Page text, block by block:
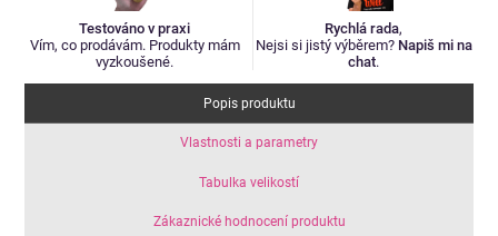
Testováno v praxi
Vím, co prodávám. Produkty mám
vyzkoušené.
Rychlá rada,
Nejsi si jistý výběrem? Napiš mi na
chat.
Popis produktu
Vlastnosti a parametry
Tabulka velikostí
Zákaznické hodnocení produktu